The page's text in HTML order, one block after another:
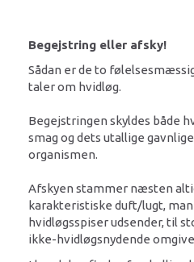
Begejstring eller afsky!
Sådan er de to
taler om hvidløg.
Begejstringen skyldes både
smag og dets utallige
organismen.
Afskyen stammer næsten
karakteristiske duft/lugt,
hvidløgsspiser udsender, til
ikke-hvidløgsnydende